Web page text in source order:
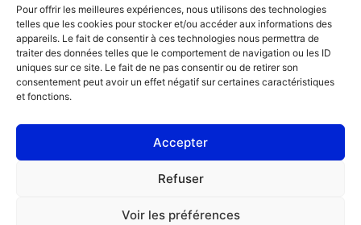
Pour offrir les meilleures expériences, nous utilisons des technologies
telles que les cookies pour stocker et/ou accéder aux informations des
appareils. Le fait de consentir à ces technologies nous permettra de
traiter des données telles que le comportement de navigation ou les ID
uniques sur ce site. Le fait de ne pas consentir ou de retirer son
consentement peut avoir un effet négatif sur certaines caractéristiques
et fonctions.
Accepter
Refuser
Voir les préférences
Mentions légales